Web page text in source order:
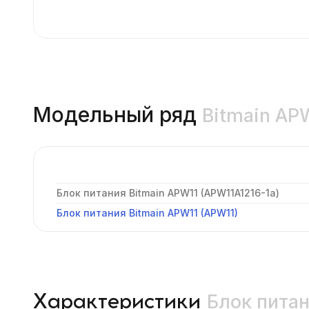
Модельный ряд Bitmain
Блок питания Bitmain APW11 (APW11A1216-1a)
Блок питания Bitmain APW11 (APW11)
Характеристики Блок